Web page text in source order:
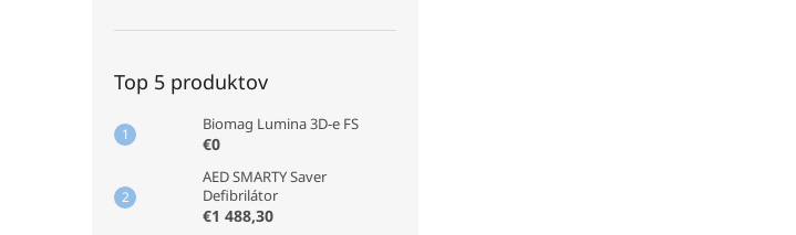
Top 5 produktov
Biomag Lumina 3D-e FS
€0
AED SMARTY Saver
Defibrilátor
€1 488,30